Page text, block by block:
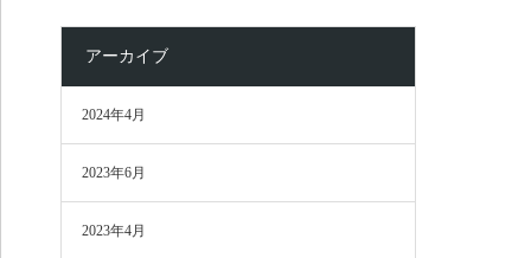
アーカイブ
2024年4月
2023年6月
2023年4月